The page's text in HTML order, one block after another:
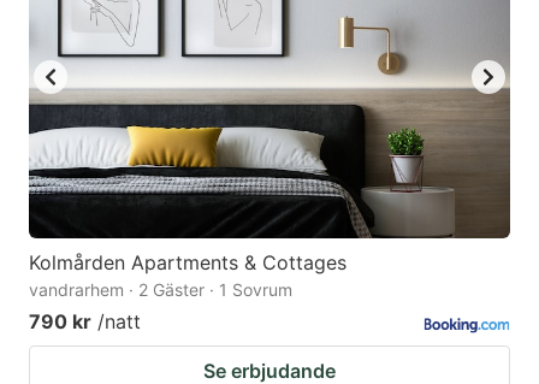
Kolmården Apartments & Cottages
vandrarhem · 2 Gäster · 1 Sovrum
790 kr /natt
Se erbjudande